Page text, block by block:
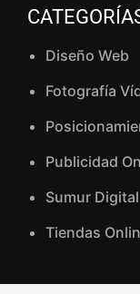
Diseño Web
Fotografía
Publicidad
Sumur Digital
Tiendas